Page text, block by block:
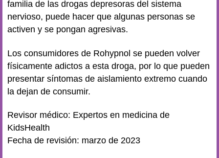
familia de las drogas depresoras del sistema
nervioso, puede hacer que algunas personas se
activen y se pongan agresivas.
Los consumidores de Rohypnol se pueden volver
físicamente adictos a esta droga, por lo que pueden
presentar síntomas de aislamiento extremo cuando
la dejan de consumir.
Revisor médico: Expertos en medicina de
KidsHealth
Fecha de revisión: marzo de 2023